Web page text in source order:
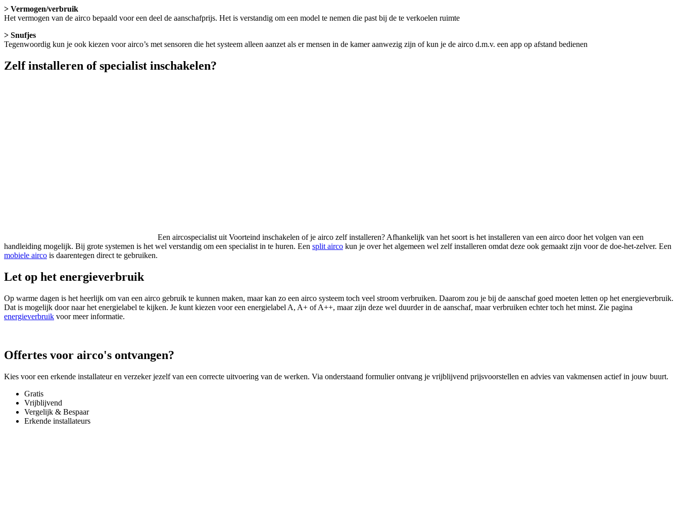
> Vermogen/verbruik
Het vermogen van de airco bepaald voor een deel de aanschafprijs. Het is verstandig om een model te nemen die past bij de te verkoelen ruimte
> Snufjes
Tegenwoordig kun je ook kiezen voor airco’s met sensoren die het systeem alleen aanzet als er mensen in de kamer aanwezig zijn of kun je de airco d.m.v. een app op afstand bedienen
Zelf installeren of specialist inschakelen?
Een aircospecialist uit Voorteind inschakelen of je airco zelf installeren? Afhankelijk van het soort is het installeren van een airco door het volgen van een
handleiding mogelijk. Bij grote systemen is het wel verstandig om een specialist in te huren. Een split airco kun je over het algemeen wel zelf installeren omdat deze ook gemaakt zijn voor de doe-het-zelver. Een
mobiele airco is daarentegen direct te gebruiken.
Let op het energieverbruik
Op warme dagen is het heerlijk om van een airco gebruik te kunnen maken, maar kan zo een airco systeem toch veel stroom verbruiken. Daarom zou je bij de aanschaf goed moeten letten op het energieverbruik.
Dat is mogelijk door naar het energielabel te kijken. Je kunt kiezen voor een energielabel A, A+ of A++, maar zijn deze wel duurder in de aanschaf, maar verbruiken echter toch het minst. Zie pagina
energieverbruik voor meer informatie.
Offertes voor airco's ontvangen?
Kies voor een erkende installateur en verzeker jezelf van een correcte uitvoering van de werken. Via onderstaand formulier ontvang je vrijblijvend prijsvoorstellen en advies van vakmensen actief in jouw buurt.
Gratis
Vrijblijvend
Vergelijk & Bespaar
Erkende installateurs